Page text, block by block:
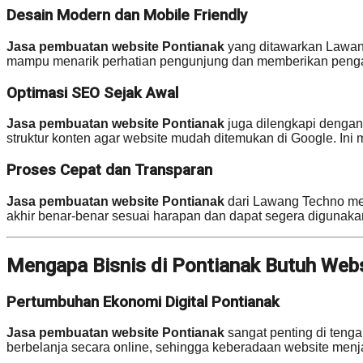
Desain Modern dan Mobile Friendly
Jasa pembuatan website Pontianak yang ditawarkan
mampu menarik perhatian pengunjung dan memberikan
Optimasi SEO Sejak Awal
Jasa pembuatan website Pontianak juga dilengkapi
struktur konten agar website mudah ditemukan di Google.
Proses Cepat dan Transparan
Jasa pembuatan website Pontianak dari Lawang Techno
akhir benar-benar sesuai harapan dan dapat segera
Mengapa Bisnis di Pontianak Butuh
Pertumbuhan Ekonomi Digital Pontianak
Jasa pembuatan website Pontianak sangat penting di
berbelanja secara online, sehingga keberadaan website